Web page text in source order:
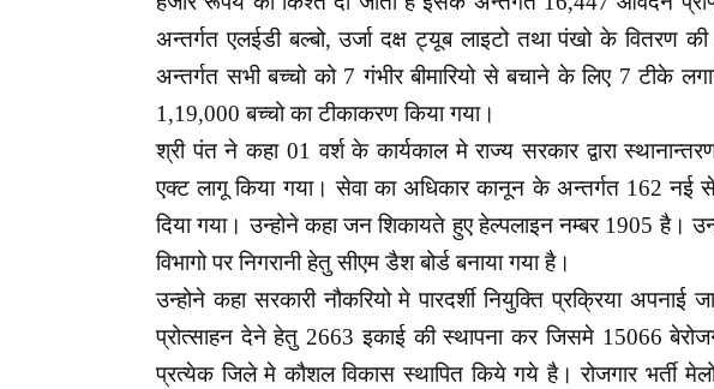
अन्तर्गत एलईडी बल्बो, उर्जा दक्ष ट्यूब लाइटो तथा पंखो के वितरण
अन्तर्गत सभी बच्चो को 7 गंभीर बीमारियो से बचाने के लिए 7 टीके
1,19,000 बच्चो का टीकाकरण किया गया।
श्री पंत ने कहा 01 वर्श के कार्यकाल मे राज्य सरकार द्वारा
एक्ट लागू किया गया। सेवा का अधिकार कानून के अन्तर्गत 162 नई
दिया गया। उन्होने कहा जन शिकायते हुए हेल्पलाइन नम्बर 1905 है।
विभागो पर निगरानी हेतु सीएम डैश बोर्ड बनाया गया है।
उन्होने कहा सरकारी नौकरियो मे पारदर्शी नियुक्ति प्रक्रिया अपनाई
प्रोत्साहन देने हेतु 2663 इकाई की स्थापना कर जिसमे 15066
प्रत्येक जिले मे कौशल विकास स्थापित किये गये है। रोजगार भर्ती